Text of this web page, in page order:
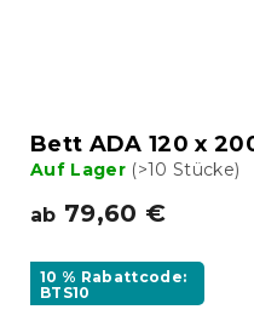
Bett ADA 120 x
Auf Lager (>10 Stücke)
ab 79,60 €
10 % Rabattcode:
BTS10